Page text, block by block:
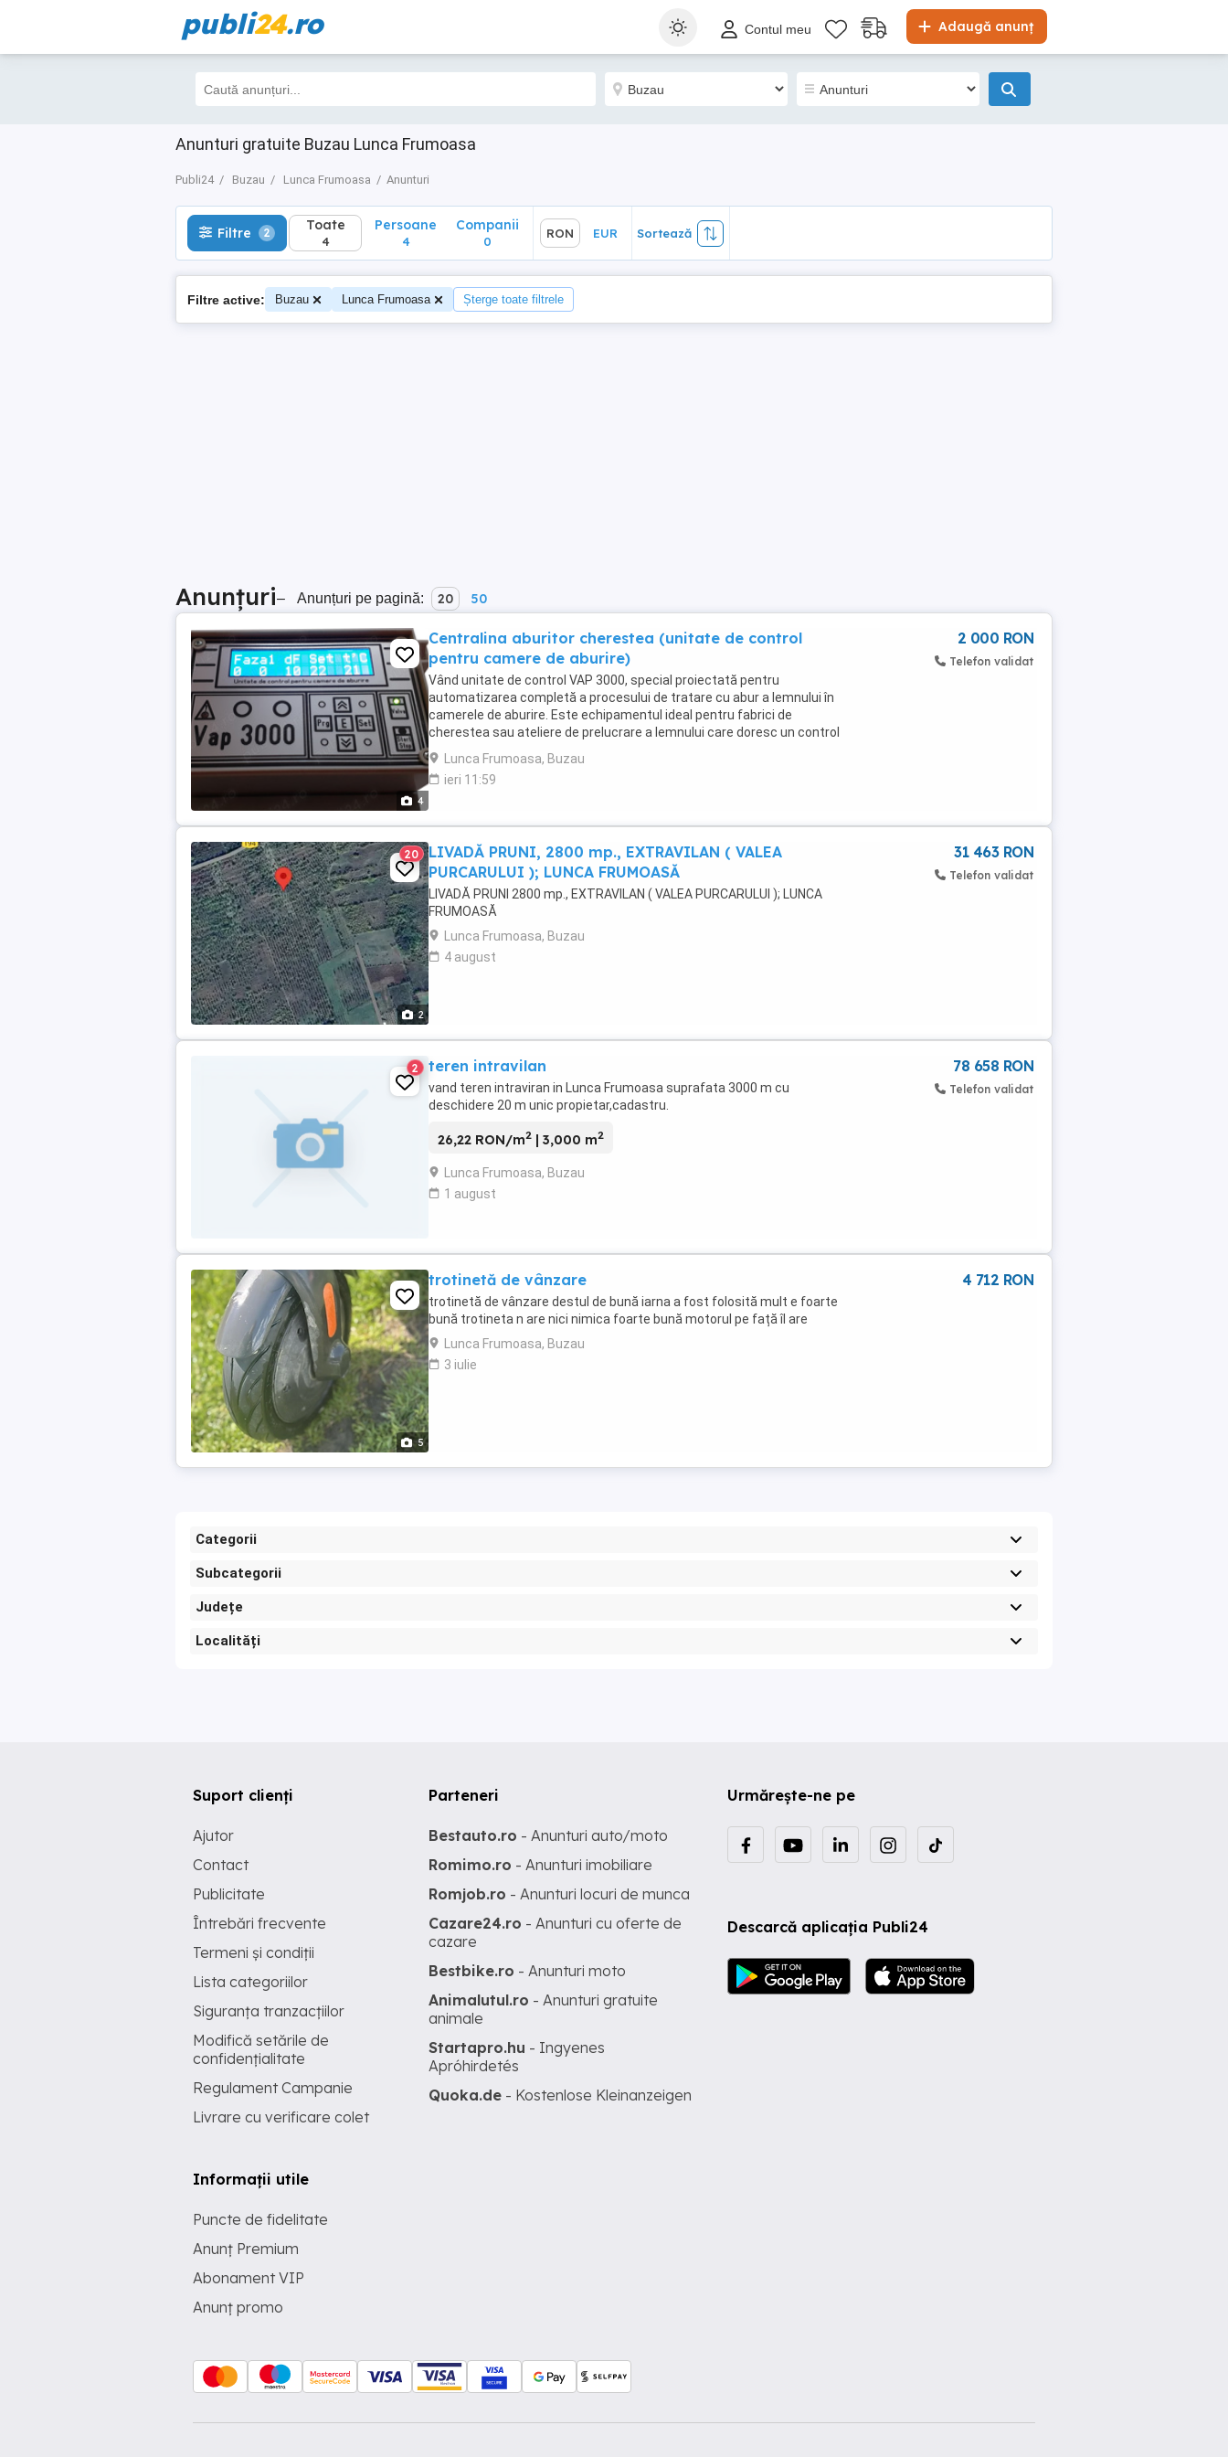
publi24.ro Adaugă anunț
Contul meu
Anunturi gratuite Buzau Lunca Frumoasa
Publi24 Buzau Lunca Frumoasa Anunturi
Filtre 2 Toate
4
Sortează
Filtre 2 Toate
4
Persoane
4
Companii
0
RON EUR Sortează
Filtre active: Buzau Lunca Frumoasa Șterge toate filtrele
Anunțuri– Anunțuri pe pagină: 20 50
4
Centralina aburitor cherestea (unitate de control
pentru camere de aburire)
Vând unitate de control VAP 3000, special proiectată pentru
automatizarea completă a procesului de tratare cu abur a lemnului în
camerele de aburire. Este echipamentul ideal pentru fabrici de
cherestea sau ateliere de prelucrare a lemnului care doresc un control
precis al temperaturii și optimizarea ...
Lunca Frumoasa, Buzau
ieri 11:59
2 000 RON
Telefon validat
2
20
LIVADĂ PRUNI, 2800 mp., EXTRAVILAN ( VALEA
PURCARULUI ); LUNCA FRUMOASĂ
LIVADĂ PRUNI 2800 mp., EXTRAVILAN ( VALEA PURCARULUI ); LUNCA
FRUMOASĂ
Lunca Frumoasa, Buzau
4 august
31 463 RON
Telefon validat
2 teren intravilan
vand teren intraviran in Lunca Frumoasa suprafata 3000 m cu
deschidere 20 m unic propietar,cadastru.
26,22 RON/m2 | 3,000 m2
Lunca Frumoasa, Buzau
1 august
78 658 RON
Telefon validat
5
trotinetă de vânzare
trotinetă de vânzare destul de bună iarna a fost folosită mult e foarte
bună trotineta n are nici nimica foarte bună motorul pe față îl are
Lunca Frumoasa, Buzau
3 iulie
4 712 RON
Categorii
Subcategorii
Județe
Localități
Urmărește-ne pe
Descarcă aplicația Publi24
Suport clienți
Ajutor
Contact
Publicitate
Întrebări frecvente
Termeni și condiții
Lista categoriilor
Siguranța tranzacțiilor
Modifică setările de
confidențialitate
Regulament Campanie
Livrare cu verificare colet
Informații utile
Puncte de fidelitate
Anunț Premium
Abonament VIP
Anunț promo
Parteneri
Bestauto.ro - Anunturi auto/moto
Romimo.ro - Anunturi imobiliare
Romjob.ro - Anunturi locuri de munca
Cazare24.ro - Anunturi cu oferte de
cazare
Bestbike.ro - Anunturi moto
Animalutul.ro - Anunturi gratuite
animale
Startapro.hu - Ingyenes
Apróhirdetés
Quoka.de - Kostenlose Kleinanzeigen